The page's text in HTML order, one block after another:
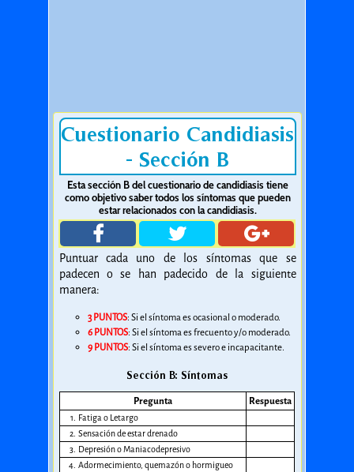
Cuestionario Candidiasis
- Sección B
Esta sección B del cuestionario de candidiasis tiene
como objetivo saber todos los síntomas que pueden
estar relacionados con la candidiasis.
Puntuar cada uno de los síntomas que se
padecen o se han padecido de la siguiente
manera:
3 PUNTOS: Si el síntoma es ocasional o moderado.
6 PUNTOS: Si el síntoma es frecuento y/o moderado.
9 PUNTOS: Si el síntoma es severo e incapacitante.
Sección B: Síntomas
Pregunta Respuesta
1. Fatiga o Letargo
2. Sensación de estar drenado
3. Depresión o Maniacodepresivo
4. Adormecimiento, quemazón o hormigueo